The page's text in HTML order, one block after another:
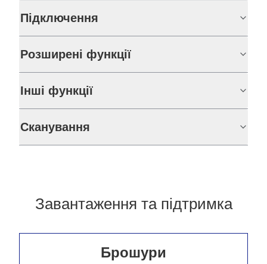
Підключення
Розширені функції
Інші функції
Сканування
Завантаження та підтримка
Брошури